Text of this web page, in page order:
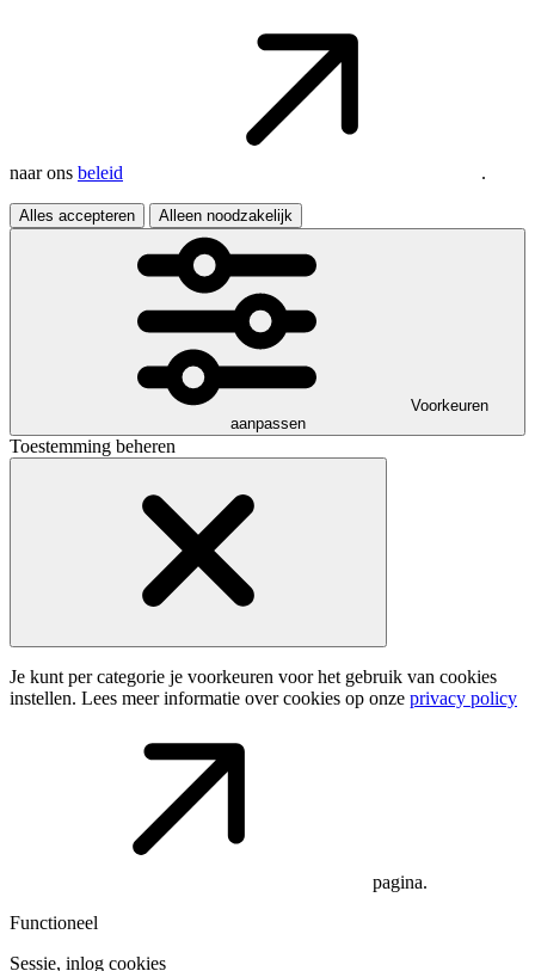
naar ons beleid .
Alles accepteren Alleen noodzakelijk
Voorkeuren
aanpassen
Toestemming beheren
Je kunt per categorie je voorkeuren voor het gebruik van cookies
instellen. Lees meer informatie over cookies op onze privacy policy
pagina.
Functioneel
Sessie, inlog cookies